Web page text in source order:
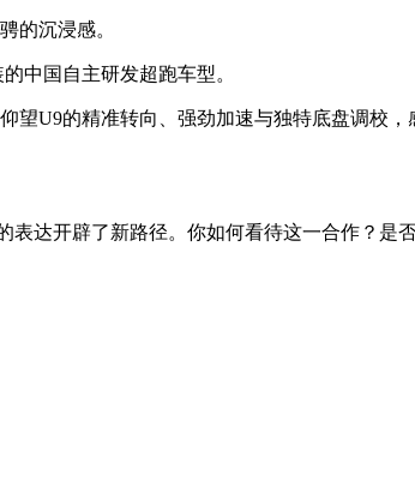
的沉浸感。
中国自主研发超跑车型。
U9的精准转向、强劲加速与独特底盘调校
达开辟了新路径。你如何看待这一合作？是